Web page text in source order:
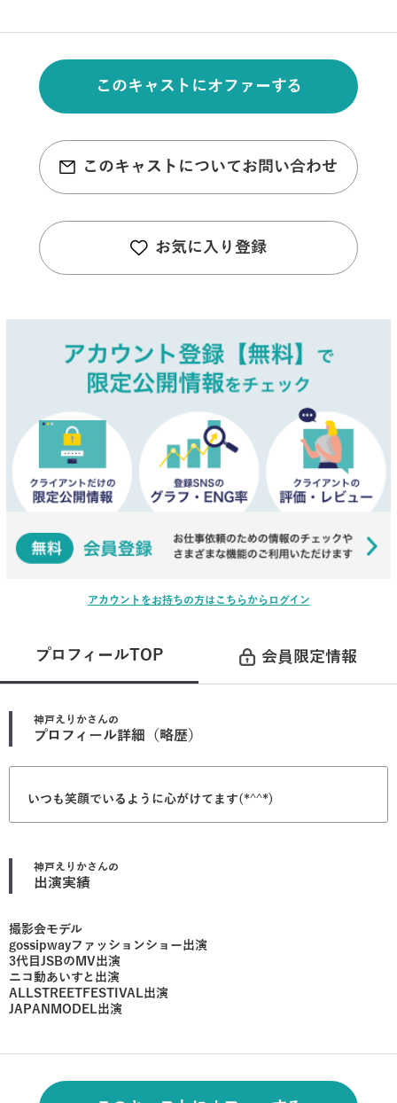
このキャストにオファーする
このキャストについてお問い合わせ
お気に入り登録
アカウントをお持ちの方はこちらからログイン
プロフィールTOP 会員限定情報
神戸えりかさんの
プロフィール詳細（略歴）
いつも笑顔でいるように心がけてます(*^^*)
神戸えりかさんの
出演実績
撮影会モデル
gossipwayファッションショー出演
3代目JSBのMV出演
ニコ動あいすと出演
ALLSTREETFESTIVAL出演
JAPANMODEL出演